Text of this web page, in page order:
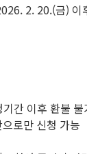
2. 20.(금) 이
간 이후 환불 불
로만 신청 가능